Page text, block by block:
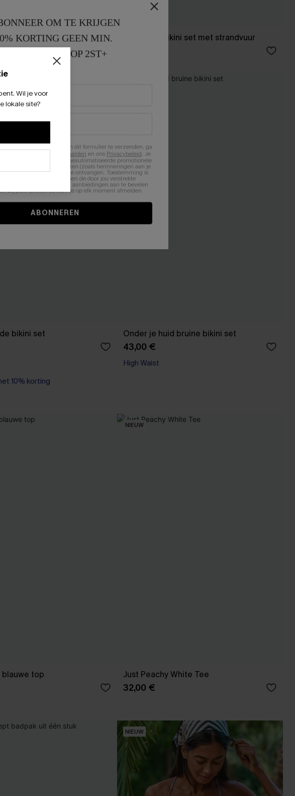
badpak uit één stuk Abstracte bikini set met strandvuur
bikini set
10% korting
Onder je huid bruine bikini set
43,00 €
High Waist
blauwe top
NIEUW
Just Peachy White Tee
32,00 €
NIEUW
Wil je voor
lokale site?
OM TE KRIJGEN
KORTING GEEN MIN.
15% KORTING OP 2ST+
in te vullen en dit formulier te verzenden, ga
Algemene Voorwaarden en ons Privacybeleid. Je
mee in om herhaalde geautomatiseerde promotionele
marketingberichten (zoals herinneringen aan je
en e-mails van Cupshe te ontvangen. Toestemming is
voor een aankoop. We kunnen de door jou verstrekte
om producten en aanbiedingen aan te bevelen
bij jouw profiel. Je kunt je op elk moment afmelden.
ABONNEREN